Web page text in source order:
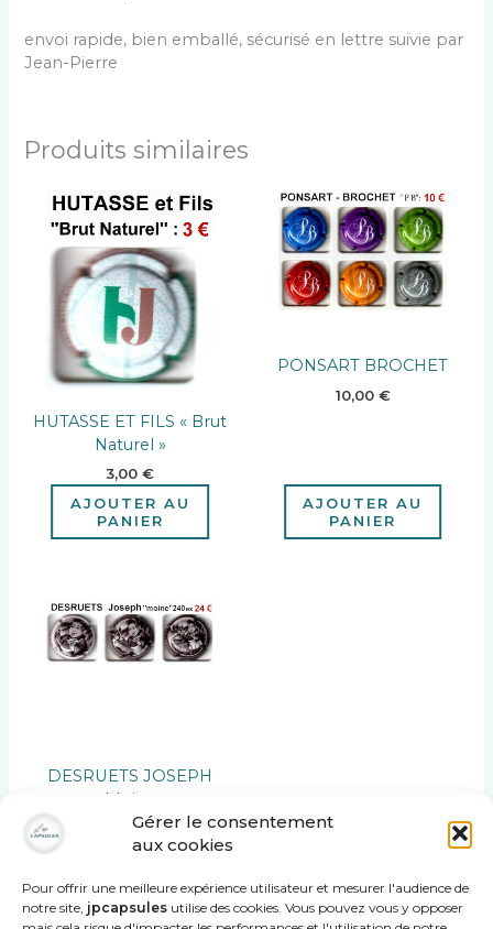
Gérer le consentement
aux cookies
Pour offrir une meilleure expérience utilisateur et mesurer l'audience de
notre site, jpcapsules utilise des cookies. Vous pouvez vous y opposer
envoi rapide, bien emballé, sécurisé en lettre suivie par
Jean-Pierre
Produits similaires
HUTASSE ET FILS « Brut
Naturel »
3,00€
AJOUTER AU
PANIER
PONSART BROCHET
10,00 €
AJOUTER AU
PANIER
DESRUETS JOSEPH
« Moine »
24,00€
PANIER